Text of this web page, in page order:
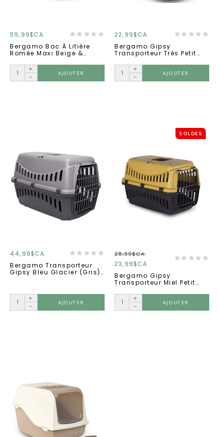
59,99$CA
Bergamo Bac À Litière
Romée Maxi Beige &
+
-
AJOUTER
22,99$CA
Bergamo Gipsy
Transporteur Très Petit
+
-
AJOUTER
44,99$CA
Bergamo Transporteur
Gipsy Bleu Glacier (gris)
+
-
AJOUTER
SOLDES
28,99$CA
23,99$CA
Bergamo Gipsy
Transporteur Miel Petit
+
-
AJOUTER